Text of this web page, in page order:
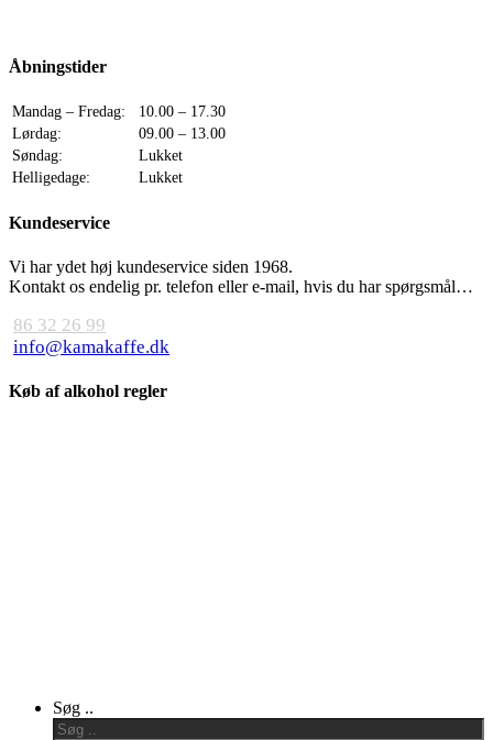
Åbningstider
Mandag – Fredag:
10.00 – 17.30
Lørdag:
09.00 – 13.00
Søndag:
Lukket
Helligedage:
Lukket
Kundeservice
Vi har ydet høj kundeservice siden 1968.
Kontakt os endelig pr. telefon eller e-mail, hvis du har spørgsmål…
86 32 26 99
info@kamakaffe.dk
Køb af alkohol regler
Menu
Søg ..